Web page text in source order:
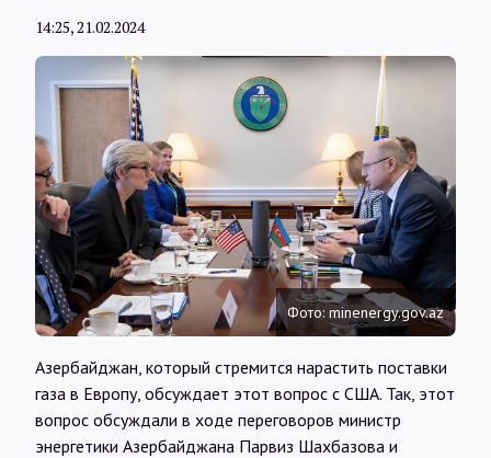
Статьи
Обзоры
Интервью
Карты
О нас
@Infotek_Russia
14:25, 21.02.2024
Фото: minenergy.gov.az
Азербайджан, который стремится нарастить поставки
газа в Европу, обсуждает этот вопрос с США. Так, этот
вопрос обсуждали в ходе переговоров министр
энергетики Азербайджана Парвиз Шахбазова и